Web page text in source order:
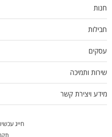
חנות
חבילות
עסקים
שירות ותמיכה
מידע ויצירת קשר
חייג עכשיו